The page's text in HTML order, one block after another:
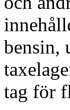
bensin,
tag för